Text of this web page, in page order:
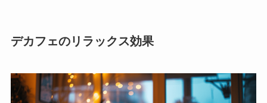
デカフェのリラックス効果